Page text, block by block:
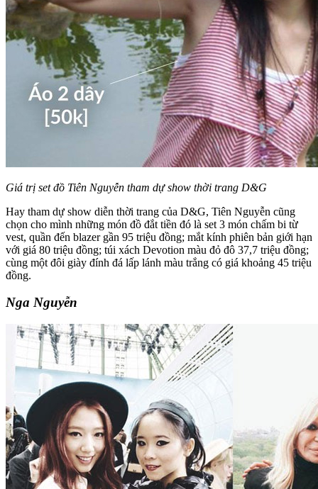
Giá trị set đồ Tiên Nguyễn tham dự show thời trang D&G
Hay tham dự show diễn thời trang của D&G, Tiên Nguyễn cũng
chọn cho mình những món đồ đắt tiền đó là set 3 món chấm bi từ
vest, quần đến blazer gần 95 triệu đồng; mắt kính phiên bản giới hạn
với giá 80 triệu đồng; túi xách Devotion màu đỏ đô 37,7 triệu đồng;
cùng một đôi giày đính đá lấp lánh màu trắng có giá khoảng 45 triệu
đồng.
Nga Nguyễn